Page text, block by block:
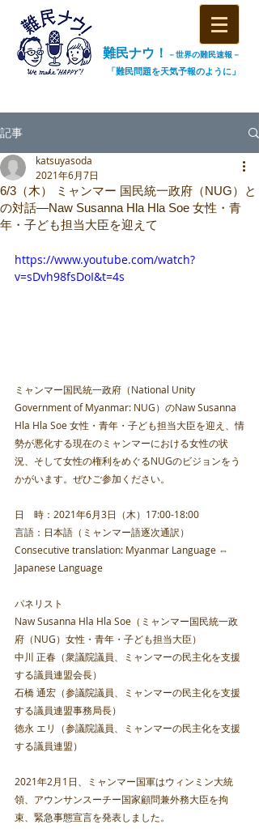
難民ナウ！ －世界の難民速報－
「難民問題を天気予報のように」
記事
6/3（木） ミャンマー 国民統一政府（NUG）と
の対話―Naw Susanna Hla Hla Soe 女性・青
年・子ども担当大臣を迎えて
katsuyasoda
2021年6月7日
https://www.youtube.com/watch?
v=sDvh98fsDoI&t=4s
ミャンマー国民統一政府（National Unity
Government of Myanmar: NUG）のNaw Susanna
Hla Hla Soe 女性・青年・子ども担当大臣を迎え、情
勢が悪化する現在のミャンマーにおける女性の状
況、そして女性の権利をめぐるNUGのビジョンをう
かがいます。ぜひご参加ください。
日　時：2021年6月3日（木）17:00-18:00
言語：日本語（ミャンマー語逐次通訳）
Consecutive translation: Myanmar Language ⇔
Japanese Language
パネリスト
Naw Susanna Hla Hla Soe（ミャンマー国民統一政
府（NUG）女性・青年・子ども担当大臣）
中川 正春（衆議院議員、ミャンマーの民主化を支援
する議員連盟会長）
石橋 通宏（参議院議員、ミャンマーの民主化を支援
する議員連盟事務局長）
徳永 エリ（参議院議員、ミャンマーの民主化を支援
する議員連盟）
2021年2月1日、ミャンマー国軍はウィンミン大統
領、アウンサンスーチー国家顧問兼外務大臣を拘
束、緊急事態宣言を発表しました。